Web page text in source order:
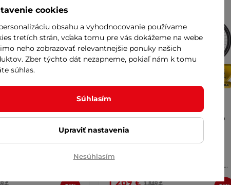
ISL Eclion 648 Wh
• dojazd až 150
Yellow
AKCIA
(3)
motor Bafang s
batéria 648 Wh s …
Mestský elektrobicykel
inSPORTline ISL Eclion 648 Wh
28" - model 2026 • dojazd až 150
km - Velour Red
4.7(3)
Ľahký hliníkový rám, motor Bafang s
cookies
obsahu a vyhodnocovanie používame
tretích strán, vďaka tomu pre vás dokážeme na webe
neho zobrazovať relevantnejšie ponuky našich
Zber týchto dát nezapneme, pokiaľ nám k tomu
súhlas.
Súhlasím
Upraviť nastavenia
Nesúhlasím